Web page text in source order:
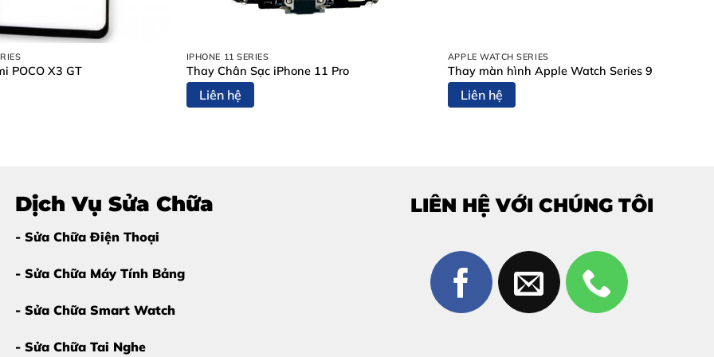
Bạn chỉ cầnép kính
Tại Thùy Trang Mobile?
bật nhờ sựuy tín – minh bạch – tay nghề cao . Dưới đây là những lý do bạn nên chọn chúng tôi:
POCO X3 GT
IPHONE 11 SERIES
Thay Chân Sạc iPhone 11 Pro
Liên hệ
APPLE WATCH SERIES
Thay màn hình Apple Watch Series 9
Liên hệ
Dịch Vụ Sửa Chữa
- Sửa Chữa Điện Thoại
- Sửa Chữa Máy Tính Bảng
- Sửa Chữa Smart Watch
- Sửa Chữa Tai Nghe
LIÊN HỆ VỚI CHÚNG TÔI